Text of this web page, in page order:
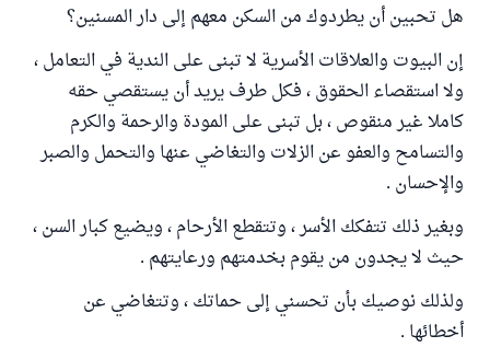
هل تحبين أن يطردوك من السكن معهم إلى دار المسنين؟
إن البيوت والعلاقات الأسرية لا تبنى على الندية في التعامل ،
ولا استقصاء الحقوق ، فكل طرف يريد أن يستقصي حقه
كاملا غير منقوص ، بل تبنى على المودة والرحمة والكرم
والتسامح والعفو عن الزلات والتغاضي عنها والتحمل والصبر
والإحسان .
وبغير ذلك تتفكك الأسر ، وتتقطع الأرحام ، ويضيع كبار السن ،
حيث لا يجدون من يقوم بخدمتهم ورعايتهم .
ولذلك نوصيك بأن تحسني إلى حماتك ، وتتغاضي عن
أخطائها .